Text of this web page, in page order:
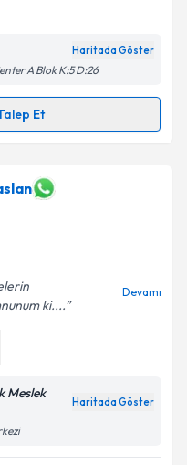
Haritada Göster
A Blok K:5 D:26
Et
takvimi talebi
almanız için bir
ile bilgilendireceğiz.
ilişkin
verilerimin belirtilen
Gönder
ki....
Devamı
Meslek
Haritada Göster